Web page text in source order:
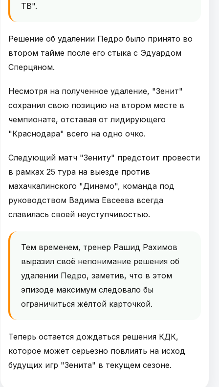
ТВ".
Решение об удалении Педро было принято во
втором тайме после его стыка с Эдуардом
Сперцяном.
Несмотря на полученное удаление, "Зенит"
сохранил свою позицию на втором месте в
чемпионате, отставая от лидирующего
"Краснодара" всего на одно очко.
Следующий матч "Зениту" предстоит провести
в рамках 25 тура на выезде против
махачкалинского "Динамо", команда под
руководством Вадима Евсеева всегда
славилась своей неуступчивостью.
Тем временем, тренер Рашид Рахимов
выразил своё непонимание решения об
удалении Педро, заметив, что в этом
эпизоде максимум следовало бы
ограничиться жёлтой карточкой.
Теперь остается дождаться решения КДК,
которое может серьезно повлиять на исход
будущих игр "Зенита" в текущем сезоне.